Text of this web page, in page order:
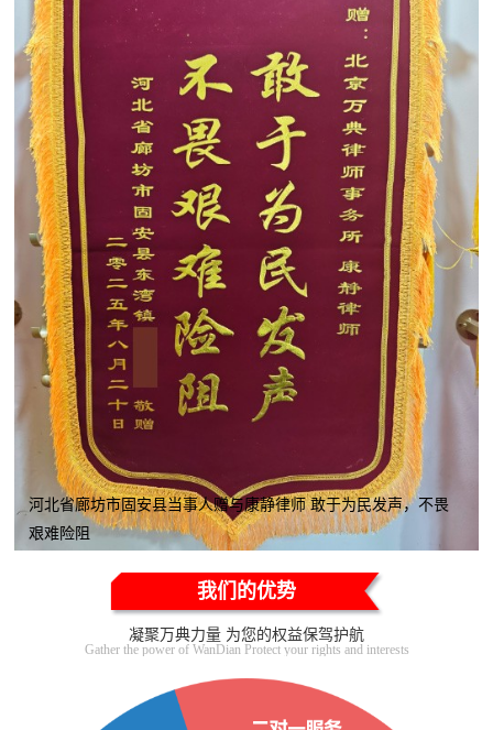
河北省廊坊市固安县当事人赠与康静律师 敢于为民发声，不畏
艰难险阻
我们的优势
凝聚万典力量 为您的权益保驾护航
Gather the power of WanDian Protect your rights and interests